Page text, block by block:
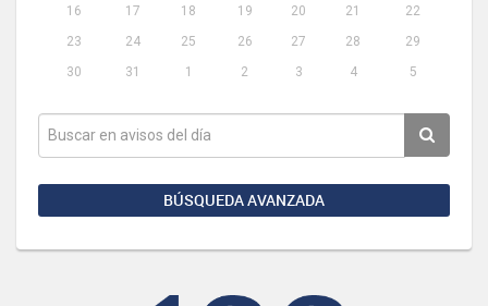
16
17 18 19 20 21
22
23
24 25 26 27 28
29
30
31 1 2 3 4 5
BÚSQUEDA AVANZADA